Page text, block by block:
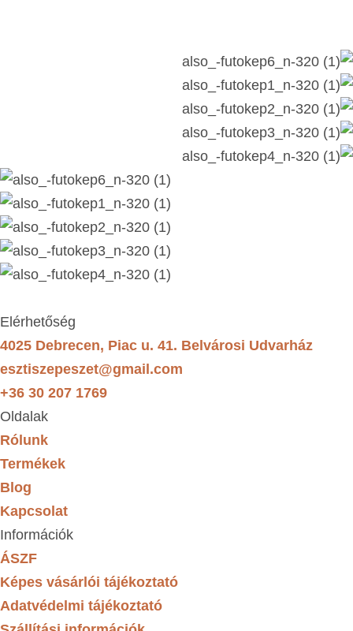
Elérhetőség
4025 Debrecen, Piac u. 41. Belvárosi Udvarház
esztiszepeszet@gmail.com
+36 30 207 1769
Oldalak
Rólunk
Termékek
Blog
Kapcsolat
Információk
ÁSZF
Képes vásárlói tájékoztató
Adatvédelmi tájékoztató